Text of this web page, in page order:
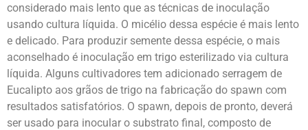
considerado mais lento que as técnicas de inoculação
usando cultura líquida. O micélio dessa espécie é mais lento
e delicado. Para produzir semente dessa espécie, o mais
aconselhado é inoculação em trigo esterilizado via cultura
líquida. Alguns cultivadores tem adicionado serragem de
Eucalipto aos grãos de trigo na fabricação do spawn com
resultados satisfatórios. O spawn, depois de pronto, deverá
ser usado para inocular o substrato final, composto de